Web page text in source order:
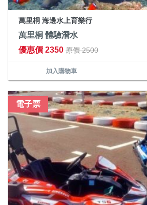
萬里桐 海邊水上育樂行
萬里桐 體驗潛水
優惠價 2350 原價 2500
加入購物車
電子票